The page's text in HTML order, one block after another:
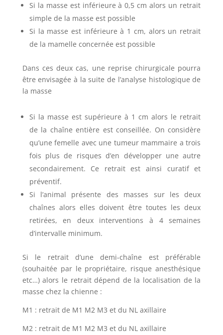
Si la masse est inférieure à 0,5 cm alors un retrait
simple de la masse est possible
Si la masse est inférieure à 1 cm, alors un retrait
de la mamelle concernée est possible
Dans ces deux cas, une reprise chirurgicale pourra
être envisagée à la suite de l’analyse histologique de
la masse
Si la masse est supérieure à 1 cm alors le retrait
de la chaîne entière est conseillée. On considère
qu’une femelle avec une tumeur mammaire a trois
fois plus de risques d’en développer une autre
secondairement. Ce retrait est ainsi curatif et
préventif.
Si l’animal présente des masses sur les deux
chaînes alors elles doivent être toutes les deux
retirées, en deux interventions à 4 semaines
d’intervalle minimum.
Si le retrait d’une demi-chaîne est préférable
(souhaitée par le propriétaire, risque anesthésique
etc…) alors le retrait dépend de la localisation de la
masse chez la chienne :
M1 : retrait de M1 M2 M3 et du NL axillaire
M2 : retrait de M1 M2 M3 et du NL axillaire